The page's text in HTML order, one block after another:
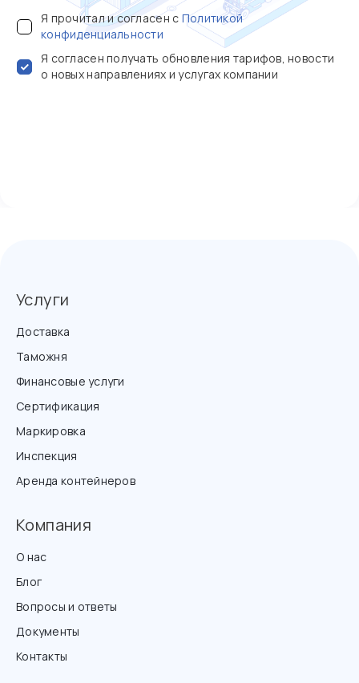
Я прочитал и согласен с Политикой
конфиденциальности
Я согласен получать обновления тарифов, новости
о новых направлениях и услугах компании
Услуги
Доставка
Таможня
Финансовые услуги
Сертификация
Маркировка
Инспекция
Аренда контейнеров
Компания
О нас
Блог
Вопросы и ответы
Документы
Контакты